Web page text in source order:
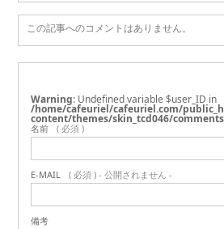
この記事へのコメントはありません。
Warning : Undefined variable $user_ID in
/home/cafeuriel/cafeuriel.com/
content/themes/skin_tcd046/
名前 ( 必須 )
E-MAIL ( 必須 ) - 公開されません -
備考